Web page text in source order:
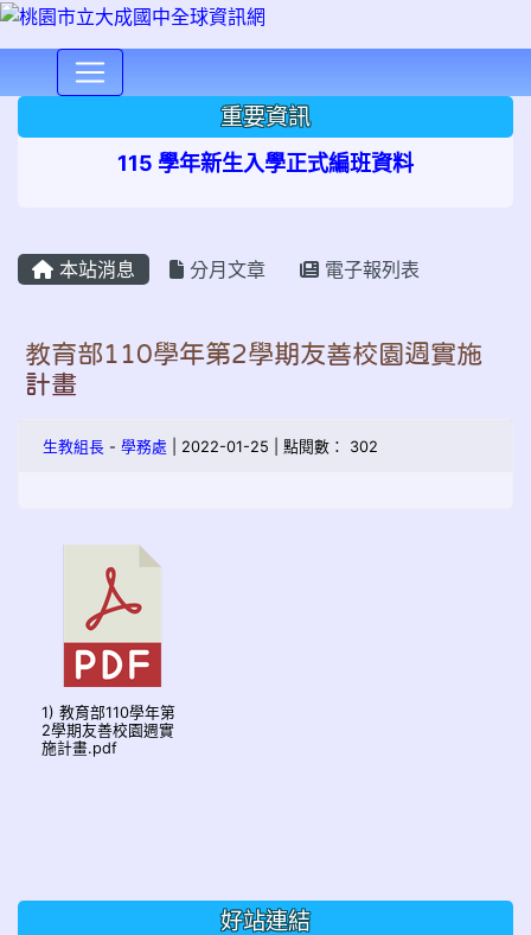
重要資訊
115 學年新生入學正式編班資料
本站消息 分月文章 電子報列表
教育部110學年第2學期友善校園週實施
計畫
生教組長 - 學務處 | 2022-01-25 | 點閱數： 302
1) 教育部110學年第
2學期友善校園週實
施計畫.pdf
好站連結